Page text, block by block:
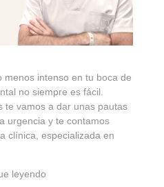
menos intenso en tu boca de
no siempre es fácil.
te vamos a dar unas pautas
urgencia y te contamos
clínica, especializada en
leyendo